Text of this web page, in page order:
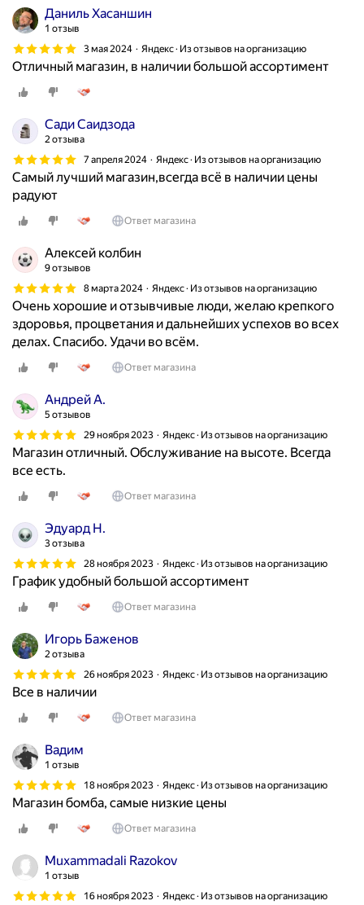
Даниль Хасаншин
1 отзыв
3 мая 2024
Яндекс · Из отзывов на организацию
Отличный магазин, в наличии большой ассортимент
Сади Саидзода
2 отзыва
7 апреля 2024
Яндекс · Из отзывов на организацию
Самый лучший магазин,всегда всё в наличии цены
радуют
Ответ магазина
Алексей колбин
9 отзывов
8 марта 2024
Яндекс · Из отзывов на организацию
Очень хорошие и отзывчивые люди, желаю крепкого
здоровья, процветания и дальнейших успехов во всех
делах. Спасибо. Удачи во всём.
Ответ магазина
Андрей А.
5 отзывов
29 ноября 2023
Яндекс · Из отзывов на организацию
Магазин отличный. Обслуживание на высоте. Всегда
все есть.
Ответ магазина
Эдуард Н.
3 отзыва
28 ноября 2023
Яндекс · Из отзывов на организацию
График удобный большой ассортимент
Ответ магазина
Игорь Баженов
2 отзыва
26 ноября 2023
Яндекс · Из отзывов на организацию
Все в наличии
Ответ магазина
Вадим
1 отзыв
18 ноября 2023
Яндекс · Из отзывов на организацию
Магазин бомба, самые низкие цены
Ответ магазина
Muxammadali Razokov
1 отзыв
16 ноября 2023
Яндекс · Из отзывов на организацию